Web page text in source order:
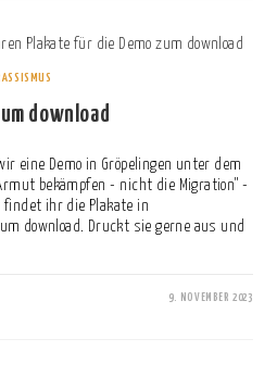
download
eine Demo in Gröpelingen unter dem
bekämpfen - nicht die Migration" -
findet ihr die Plakate in
download. Druckt sie gerne aus und
9. NOVEMBER 2023